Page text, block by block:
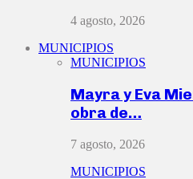
4 agosto, 2026
MUNICIPIOS
MUNICIPIOS
Mayra y Eva
obra de…
7 agosto, 2026
MUNICIPIOS